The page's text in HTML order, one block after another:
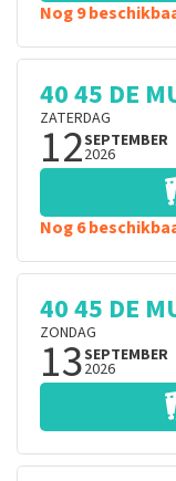
Nog 9
40 45 DE
ZATERDAG
12SEPTEMBER
2026
Nog 6
40 45 DE
ZONDAG
13SEPTEMBER
2026